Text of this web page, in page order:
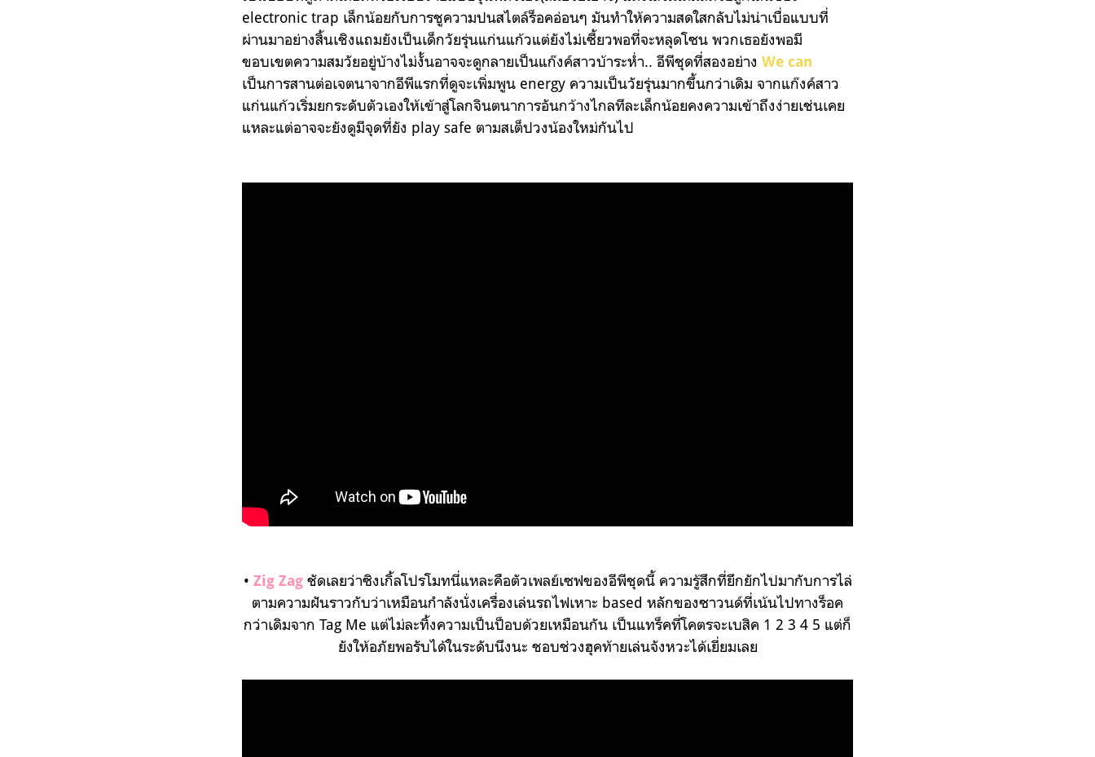
electronic trap เล็กน้อยกับการชูความปนสไตล์ร็อคอ่อนๆ มันทำให้ความสดใสกลับไม่น่าเบื่อแบบที่
ผ่านมาอย่างสิ้นเชิงแถมยังเป็นเด็กวัยรุ่นแก่นแก้วแต่ยังไม่เซี้ยวพอที่จะหลุดโซน พวกเธอยังพอมี
ขอบเขตความสมวัยอยู่บ้างไม่งั้นอาจจะดูกลายเป็นแก๊งค์สาวบ้าระห่ำ.. อีพีชุดที่สองอย่าง We can
เป็นการสานต่อเจตนาจากอีพีแรกที่ดูจะเพิ่มพูน energy ความเป็นวัยรุ่นมากขึ้นกว่าเดิม จากแก๊งค์สาว
แก่นแก้วเริ่มยกระดับตัวเองให้เข้าสู่โลกจินตนาการอันกว้างไกลทีละเล็กน้อยคงความเข้าถึงง่ายเช่นเคย
แหละแต่อาจจะยังดูมีจุดที่ยัง play safe ตามสเต็ปวงน้องใหม่กันไป
• Zig Zag ชัดเลยว่าซิงเกิ้ลโปรโมทนี่แหละคือตัวเพลย์เซฟของอีพีชุดนี้ ความรู้สึกที่ยึกยักไปมากับการไล่
ตามความฝันราวกับว่าเหมือนกำลังนั่งเครื่องเล่นรถไฟเหาะ based หลักของซาวนด์ที่เน้นไปทางร็อค
กว่าเดิมจาก Tag Me แต่ไม่ละทิ้งความเป็นป็อบด้วยเหมือนกัน เป็นแทร็คที่โคตรจะเบสิค 1 2 3 4 5 แต่ก็
ยังให้อภัยพอรับได้ในระดับนึงนะ ชอบช่วงฮุคท้ายเล่นจังหวะได้เยี่ยมเลย